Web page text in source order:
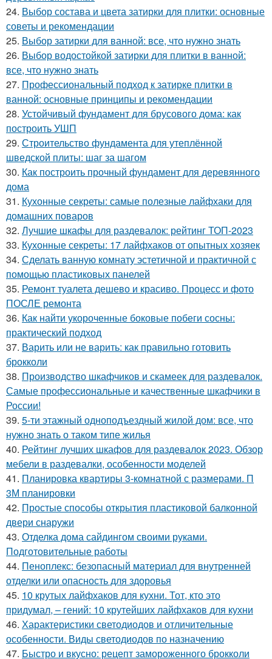
24. Выбор состава и цвета затирки для плитки: основные
советы и рекомендации
25. Выбор затирки для ванной: все, что нужно знать
26. Выбор водостойкой затирки для плитки в ванной:
все, что нужно знать
27. Профессиональный подход к затирке плитки в
ванной: основные принципы и рекомендации
28. Устойчивый фундамент для брусового дома: как
построить УШП
29. Строительство фундамента для утеплённой
шведской плиты: шаг за шагом
30. Как построить прочный фундамент для деревянного
дома
31. Кухонные секреты: самые полезные лайфхаки для
домашних поваров
32. Лучшие шкафы для раздевалок: рейтинг ТОП-2023
33. Кухонные секреты: 17 лайфхаков от опытных хозяек
34. Сделать ванную комнату эстетичной и практичной с
помощью пластиковых панелей
35. Ремонт туалета дешево и красиво. Процесс и фото
ПОСЛЕ ремонта
36. Как найти укороченные боковые побеги сосны:
практический подход
37. Варить или не варить: как правильно готовить
брокколи
38. Производство шкафчиков и скамеек для раздевалок.
Самые профессиональные и качественные шкафчики в
России!
39. 5-ти этажный одноподъездный жилой дом: все, что
нужно знать о таком типе жилья
40. Рейтинг лучших шкафов для раздевалок 2023. Обзор
мебели в раздевалки, особенности моделей
41. Планировка квартиры 3-комнатной с размерами. П
3М планировки
42. Простые способы открытия пластиковой балконной
двери снаружи
43. Отделка дома сайдингом своими руками.
Подготовительные работы
44. Пеноплекс: безопасный материал для внутренней
отделки или опасность для здоровья
45. 10 крутых лайфхаков для кухни. Тот, кто это
придумал, – гений: 10 крутейших лайфхаков для кухни
46. Характеристики светодиодов и отличительные
особенности. Виды светодиодов по назначению
47. Быстро и вкусно: рецепт замороженного брокколи